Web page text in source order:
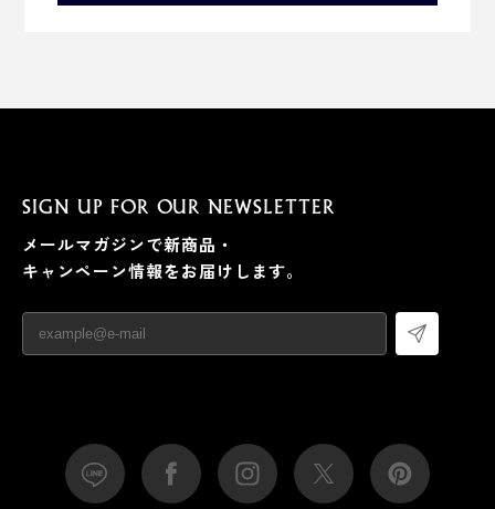
SIGN UP FOR OUR NEWSLETTER
メールマガジンで新商品・
キャンペーン情報をお届けします。